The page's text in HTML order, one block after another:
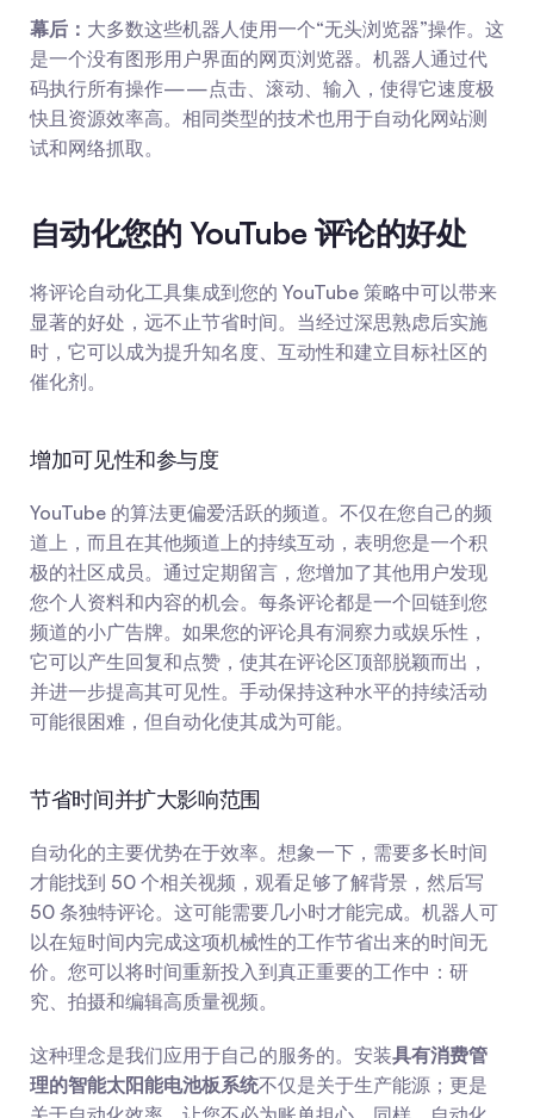
幕后： 大多数这些机器人使用一个“无头浏览器”操作。这
是一个没有图形用户界面的网页浏览器。机器人通过代
码执行所有操作——点击、滚动、输入，使得它速度极
快且资源效率高。相同类型的技术也用于自动化网站测
试和网络抓取。
自动化您的 YouTube 评论的好处
将评论自动化工具集成到您的 YouTube 策略中可以带来
显著的好处，远不止节省时间。当经过深思熟虑后实施
时，它可以成为提升知名度、互动性和建立目标社区的
催化剂。
增加可见性和参与度
YouTube 的算法更偏爱活跃的频道。不仅在您自己的频
道上，而且在其他频道上的持续互动，表明您是一个积
极的社区成员。通过定期留言，您增加了其他用户发现
您个人资料和内容的机会。每条评论都是一个回链到您
频道的小广告牌。如果您的评论具有洞察力或娱乐性，
它可以产生回复和点赞，使其在评论区顶部脱颖而出，
并进一步提高其可见性。手动保持这种水平的持续活动
可能很困难，但自动化使其成为可能。
节省时间并扩大影响范围
自动化的主要优势在于效率。想象一下，需要多长时间
才能找到 50 个相关视频，观看足够了解背景，然后写
50 条独特评论。这可能需要几小时才能完成。机器人可
以在短时间内完成这项机械性的工作节省出来的时间无
价。您可以将时间重新投入到真正重要的工作中：研
究、拍摄和编辑高质量视频。
这种理念是我们应用于自己的服务的。安装具有消费管
理的智能太阳能电池板系统不仅是关于生产能源；更是